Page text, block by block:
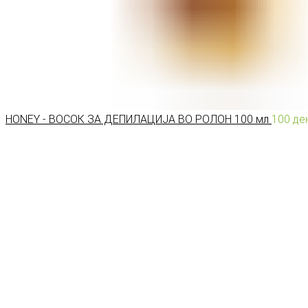
HONEY - ВОСОК ЗА ДЕПИЛАЦИЈА ВО РОЛОН 100 мл 100